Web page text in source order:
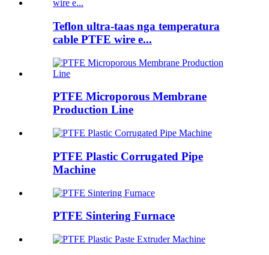
Teflon ultra-taas nga temperatura
cable PTFE wire e...
PTFE Microporous Membrane
Production Line
PTFE Plastic Corrugated Pipe
Machine
PTFE Sintering Furnace